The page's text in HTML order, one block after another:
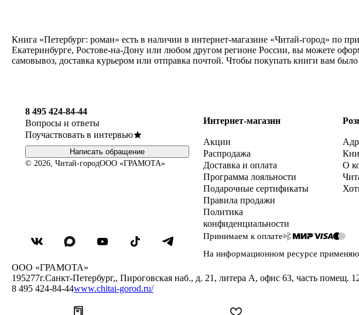
Книга «Петербург: роман» есть в наличии в интернет-магазине «Читай-город» по
Екатеринбурге, Ростове-на-Дону или любом другом регионе России, вы можете
самовывоз, доставка курьером или отправка почтой. Чтобы покупать книги вам
8 495 424-84-44
Вопросы и ответы
Поучаствовать в интервью
Написать обращение
© 2026, Читай-городООО «ГРАМОТА»
Интернет-магазин
Акции
Распродажа
Доставка и оплата
Программа лояльности
Подарочные сертификаты
Правила продажи
Политика
конфиденциальности
О
Принимаем к оплате
На информационном ресурсе
ООО «ГРАМОТА»
195277г.Санкт-Петербург,, Пироговская наб., д. 21, литера А, офис 63, часть помещ.
8 495 424-84-44www.chitai-gorod.ru/